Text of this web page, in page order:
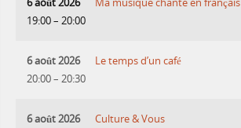
6 août 2026
19:00– 20:00
Ma musique chante en français
6 août 2026
20:00– 20:30
Le temps d’un café
6 août 2026 Culture & Vous